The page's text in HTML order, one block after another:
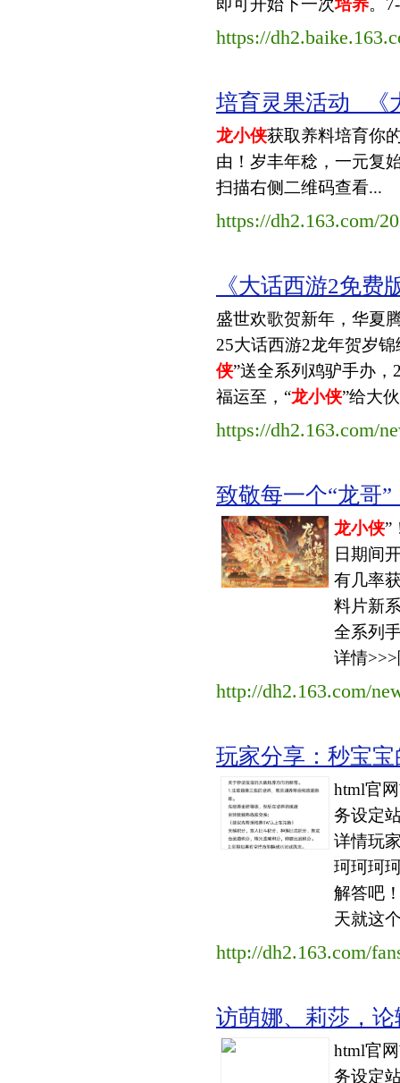
即可开始下一次培养。
https://
培育灵果活动 _《
龙小侠获取养料培育你
由！岁丰年稔，一元复
扫描右侧二维码查看...
https://dh2.163.com/
《大话西游2免费
盛世欢歌贺新年，华夏
25大话西游2龙年贺岁
侠”送全系列鸡驴手办，
福运至，“龙小侠”给大
https://dh2.163.com/
致敬每一个“龙哥
龙小侠”
日期间
有几率
料片新
全系列
详情
http://dh2.163.com/
玩家分享：秒宝
html官
务设定
详情玩
珂珂珂
解答吧
天就这
http://dh2.163.com/
访萌娜、莉莎，
html官
务设定